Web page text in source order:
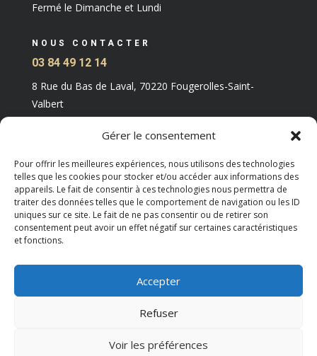
Gérer le consentement
Pour offrir les meilleures expériences, nous utilisons des technologies
telles que les cookies pour stocker et/ou accéder aux informations des
appareils. Le fait de consentir à ces technologies nous permettra de
traiter des données telles que le comportement de navigation ou les ID
uniques sur ce site. Le fait de ne pas consentir ou de retirer son
consentement peut avoir un effet négatif sur certaines caractéristiques
et fonctions.
Accepter
Refuser
Voir les préférences
Fermé le Dimanche et Lundi
NOUS CONTACTER
03 84 49 12 14
8 Rue du Bas de Laval, 70220 Fougerolles-Saint-
Valbert
Copyright M Development © 2026 -